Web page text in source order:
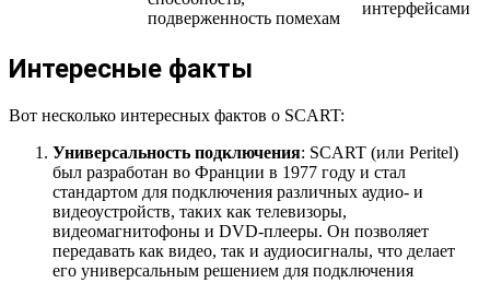
подверженность помехам
интерфейсами
Интересные факты
Вот несколько интересных фактов о SCART:
Универсальность подключения: SCART (или Peritel)
был разработан во Франции в 1977 году и стал
стандартом для подключения различных аудио- и
видеоустройств, таких как телевизоры,
видеомагнитофоны и DVD-плееры. Он позволяет
передавать как видео, так и аудиосигналы, что делает
его универсальным решением для подключения